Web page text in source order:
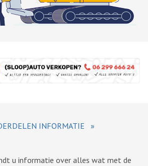
INFORMATIE
»
u informatie over alles wat met de